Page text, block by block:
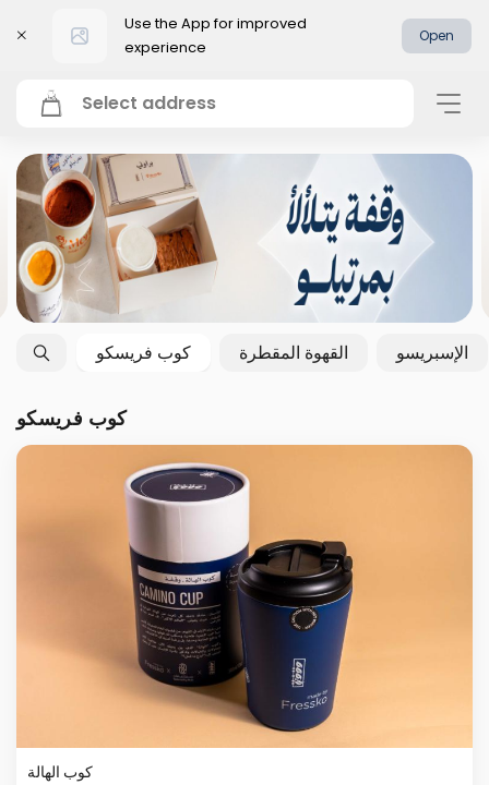
Use the App for improved
experience
Open
Select address
كوب فريسكو القهوة المقطرة الإسبريسو
كوب فريسكو
كوب الهالة